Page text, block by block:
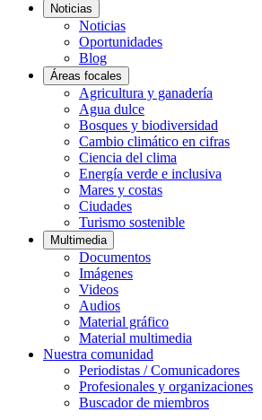
Noticias
Noticias
Oportunidades
Blog
Áreas focales
Agricultura y ganadería
Agua dulce
Bosques y biodiversidad
Cambio climático en cifras
Ciencia del clima
Energía verde e inclusiva
Mares y costas
Ciudades
Turismo sostenible
Multimedia
Documentos
Imágenes
Videos
Audios
Material gráfico
Material multimedia
Nuestra comunidad
Periodistas / Comunicadores
Profesionales y organizaciones
Buscador de miembros